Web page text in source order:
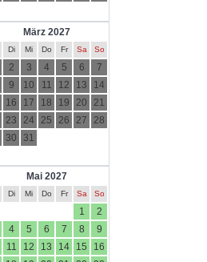
März 2027
Di Mi Do Fr Sa So
2 3 4 5 6
7
9 10 11 12 13
14
16 17 18 19 20
21
23 24 25 26 27
28
30 31
Mai 2027
Di Mi Do Fr Sa So
1
2
4 5 6 7 8
9
11 12 13 14 15
16